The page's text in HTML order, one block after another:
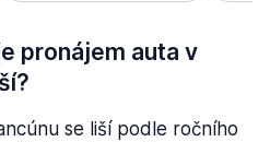
pronájem auta v
se liší podle ročního